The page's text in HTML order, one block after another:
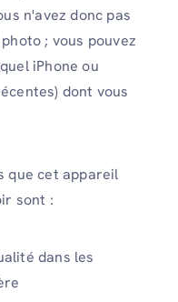
n'avez donc pas
; vous pouvez
iPhone ou
dont vous
que cet appareil
sont :
dans les